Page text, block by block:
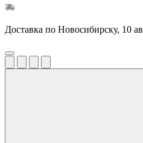
Доставка по Новосибирску, 10